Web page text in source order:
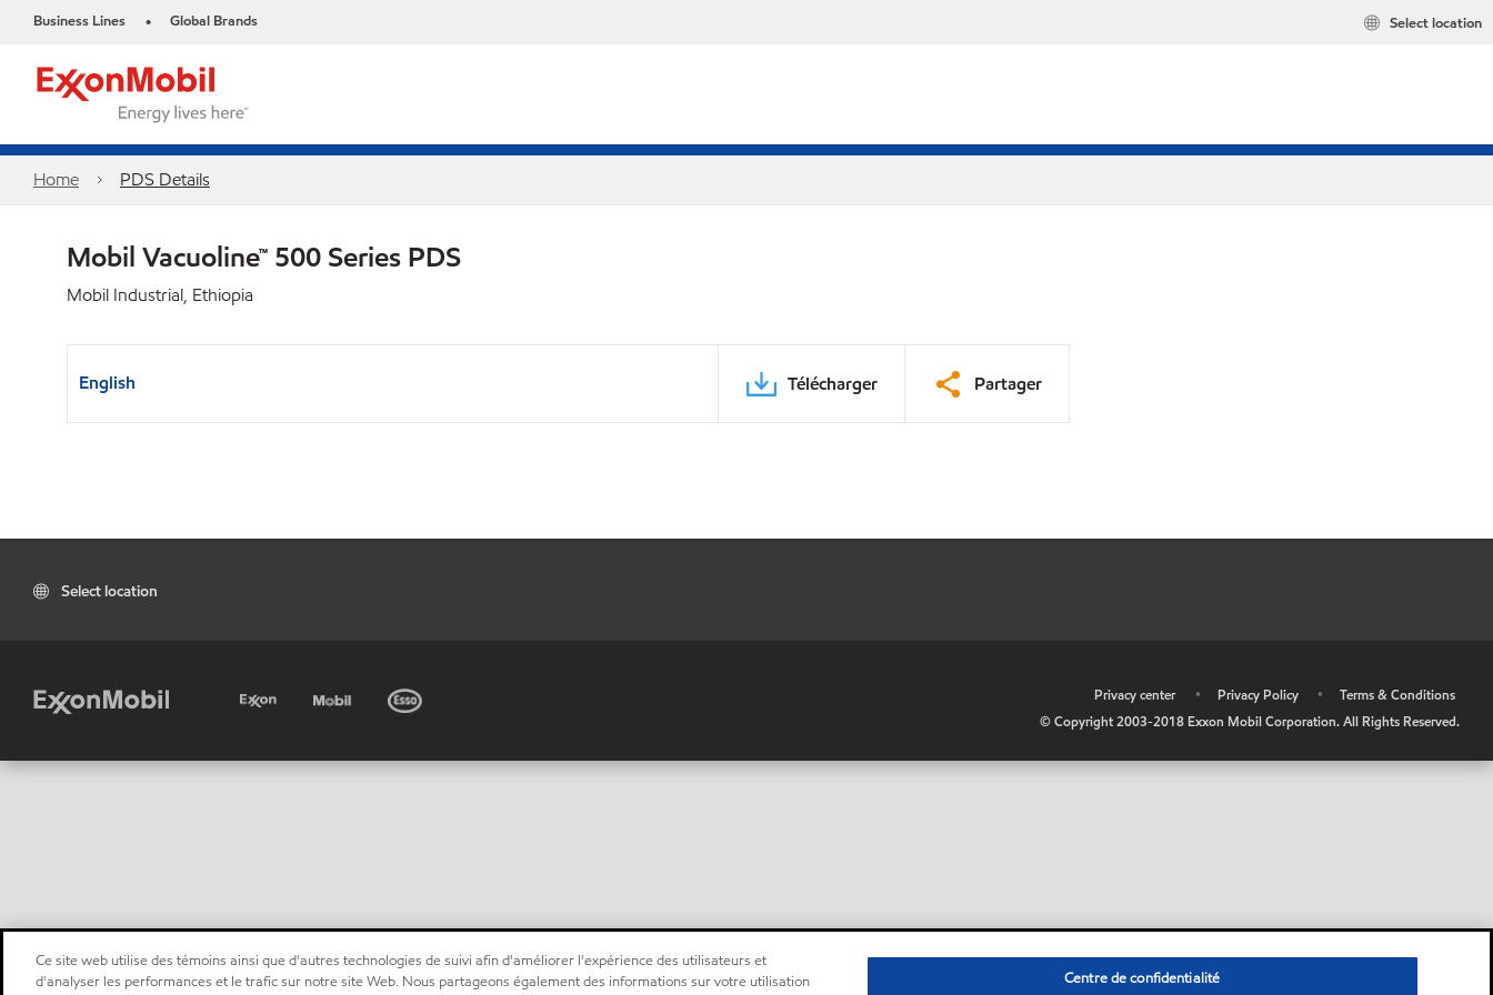
Business Lines • Global Brands Select location
Home PDS Details
Mobil Vacuoline™ 500 Series PDS
Mobil Industrial, Ethiopia
English Télécharger Partager
Select location
Privacy center • Privacy Policy •
Terms & Conditions
© Copyright 2003-2018 Exxon Mobil Corporation. All Rights Reserved.
Ce site web utilise des témoins ainsi que d'autres technologies de suivi afin d'améliorer l'expérience des utilisateurs et
d'analyser les performances et le trafic sur notre site Web. Nous partageons également des informations sur votre utilisation
Centre de confidentialité